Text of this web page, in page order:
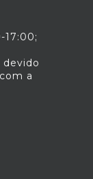
17:00;
devido
a